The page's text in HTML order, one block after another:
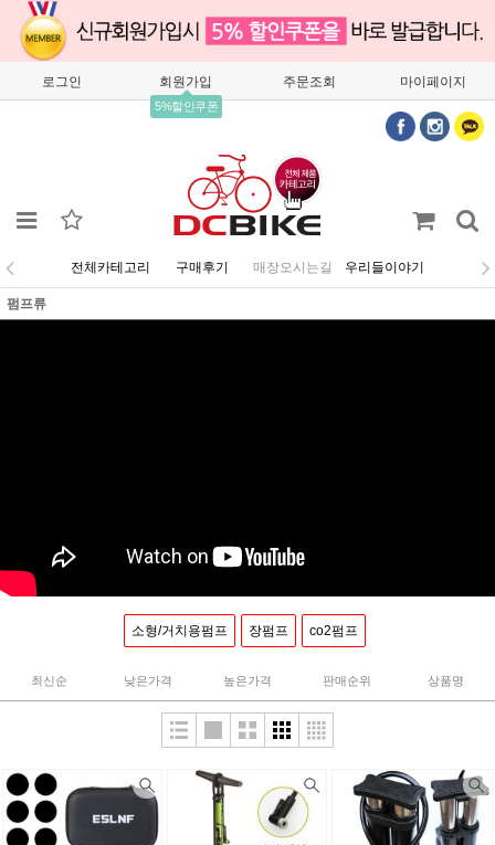
로그인 회원가입
5%할인쿠폰
주문조회 마이페이지
전체카테고리 구매후기 매장오시는길 우리들이야기
펌프류
소형/거치용펌프 장펌프 co2펌프
최신순 낮은가격 높은가격 판매순위 상품명